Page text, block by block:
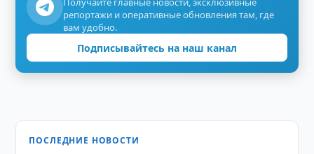
репортажи и оперативные обновления там, где
вам удобно.
Подписывайтесь на наш канал
ПОСЛЕДНИЕ НОВОСТИ